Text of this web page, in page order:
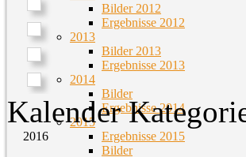
Bilder 2012
Ergebnisse 2012
2013
Bilder 2013
Ergebnisse 2013
2014
Bilder
Ergebnisse 2014
2015
Ergebnisse 2015
Bilder
Kalender
2016